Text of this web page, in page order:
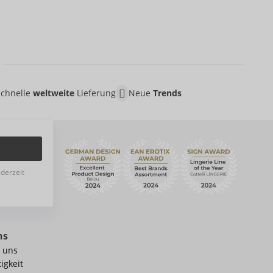
weltweiteLieferung Neue Trends